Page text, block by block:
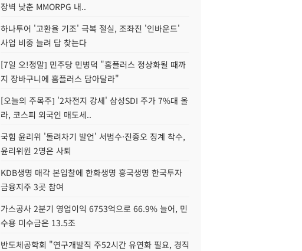
장벽 낮춘 MMORPG 내..
하나투어 '고환율 기조' 극복 절실, 조좌진 '인바운드'
사업 비중 늘려 답 찾는다
[7일 오!정말] 민주당 민병덕 "홈플러스 정상화될 때까
지 장바구니에 홈플러스 담아달라"
[오늘의 주목주] '2차전지 강세' 삼성SDI 주가 7%대 올
라, 코스피 외국인 매도세..
국힘 윤리위 '돌려차기 발언' 서범수·진종오 징계 착수,
윤리위원 2명은 사퇴
KDB생명 매각 본입찰에 한화생명 흥국생명 한국투자
금융지주 3곳 참여
가스공사 2분기 영업이익 6753억으로 66.9% 늘어, 민
수용 미수금은 13.5조
반도체공학회 "연구개발직 주52시간 유연화 필요, 경직